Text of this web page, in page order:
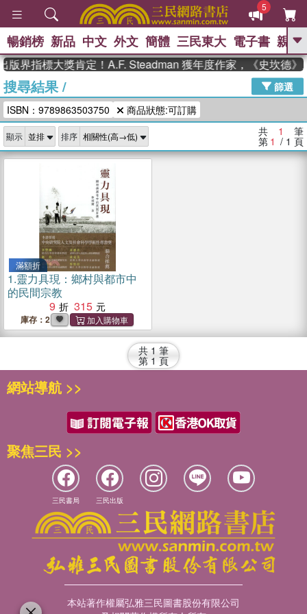
5
GO
高希均教授回憶錄
、 The Odyssey 、 父親節 、 如果歷
史是一群喵 、
獎 臺灣漫遊錄 、 方念華 、 台灣的李
登輝時代
數學女孩：黎曼猜想 、
偉大的迷走神經
暢銷榜 新品 中文 外文 簡體 三民東大 電子書 親子
版界指標大獎肯定！A.F. Steadman 獲年度作家，《史坎德》
搜尋結果/
篩選
ISBN：9789863503750
商品狀態:可訂購
顯示 排序 共 1 筆
第 1 / 1 頁
滿額折
1.靈力具現：鄉村與都市中
的民間宗教
9
315
庫存：2
共 1 筆
第 1 頁
網站導航 >>
聚焦三民 >>
三民書局 三民出版
本站著作權屬弘雅三民圖書股份有限公司